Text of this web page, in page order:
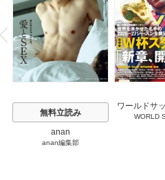
P
r
e
v
i
o
u
s
無料立読み
anan
anan編集部
ワールドサ
ェ
WORLD